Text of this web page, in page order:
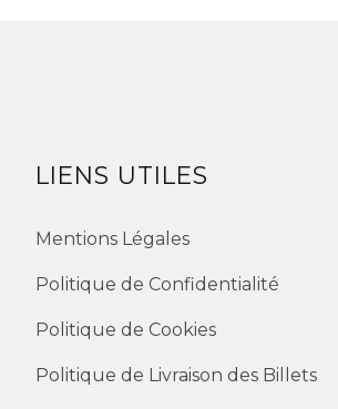
LIENS UTILES
Mentions Légales
Politique de Confidentialité
Politique de Cookies
Politique de Livraison des Billets